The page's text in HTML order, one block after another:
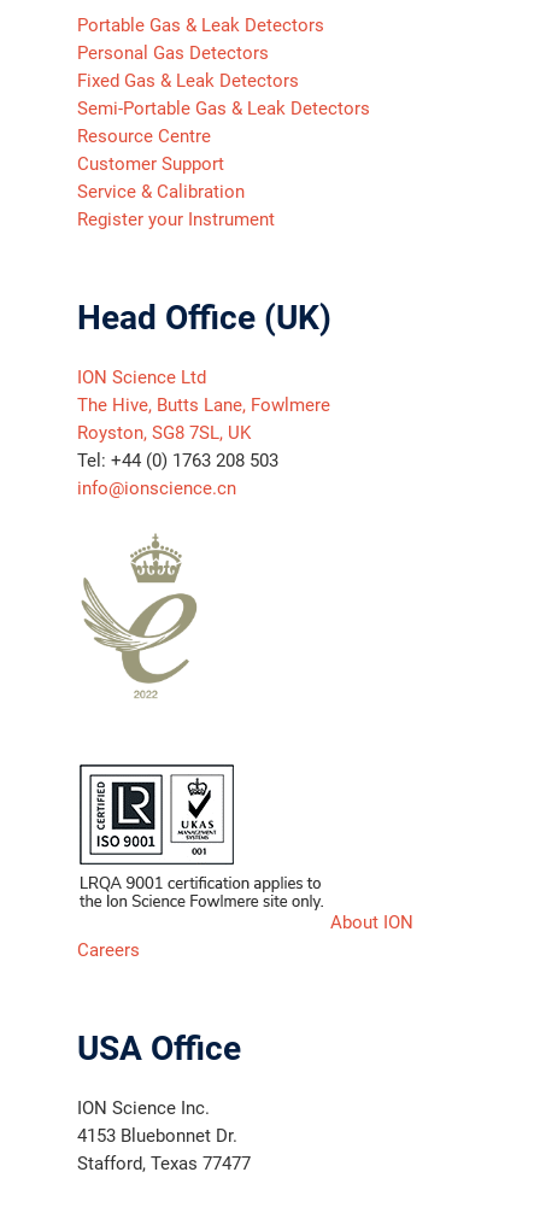
Portable Gas & Leak Detectors
Personal Gas Detectors
Fixed Gas & Leak Detectors
Semi-Portable Gas & Leak Detectors
Resource Centre
Customer Support
Service & Calibration
Register your Instrument
Head Office (UK)
ION Science Ltd
The Hive, Butts Lane, Fowlmere
Royston, SG8 7SL, UK
Tel: +44 (0) 1763 208 503
info@ionscience.cn
About ION
Careers
USA Office
ION Science Inc.
4153 Bluebonnet Dr.
Stafford, Texas 77477